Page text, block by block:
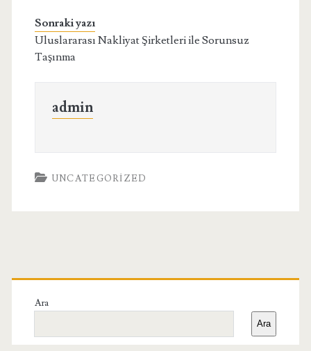
Sonraki yazı
Uluslararası Nakliyat Şirketleri ile Sorunsuz
Taşınma
admin
UNCATEGORIZED
Birincil
Yan
Ara
Ara